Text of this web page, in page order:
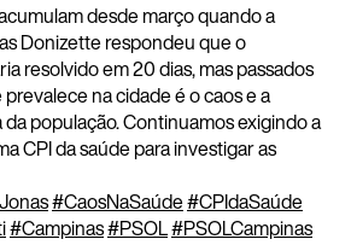
desde março quando a
Donizette respondeu que o
resolvido em 20 dias, mas passados
na cidade é o caos e a
população. Continuamos exigindo a
CPI da saúde para investigar as
#CaosNaSaúde#CPIdaSaúde
#Campinas#PSOL#PSOLCampinas